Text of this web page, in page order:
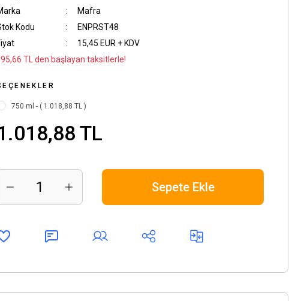
Mafra
Kodu
ENPRST48
15,45 EUR + KDV
TL den başlayan taksitlerle!
750 ml - ( 1.018,88 TL )
TL
Sepete Ekle